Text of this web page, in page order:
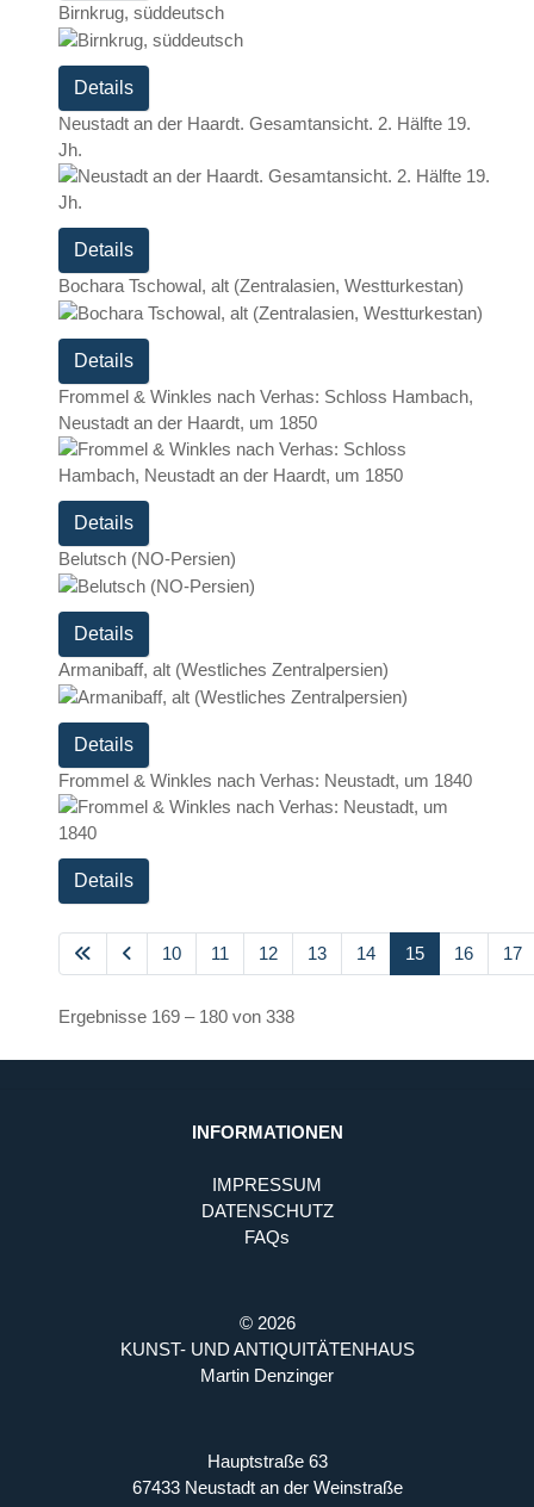
Birnkrug, süddeutsch
Details
Neustadt an der Haardt. Gesamtansicht. 2. Hälfte 19.
Jh.
Details
Bochara Tschowal, alt (Zentralasien, Westturkestan)
Details
Frommel & Winkles nach Verhas: Schloss Hambach,
Neustadt an der Haardt, um 1850
Details
Belutsch (NO-Persien)
Details
Armanibaff, alt (Westliches Zentralpersien)
Details
Frommel & Winkles nach Verhas: Neustadt, um 1840
Details
10 11 12 13 14 15 16 17
Ergebnisse 169 – 180 von 338
INFORMATIONEN
IMPRESSUM
DATENSCHUTZ
FAQs
© 2026
KUNST- UND ANTIQUITÄTENHAUS
Martin Denzinger
Hauptstraße 63
67433 Neustadt an der Weinstraße